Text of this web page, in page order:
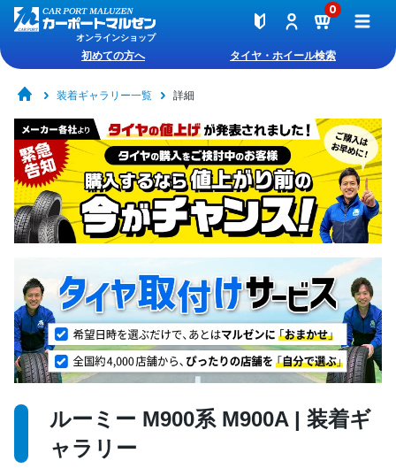
オンラインショップ
0
初めての方へ タイヤ・ホイール検索
装着ギャラリー一覧 詳細
ルーミー M900系 M900A | 装着ギ
ャラリー